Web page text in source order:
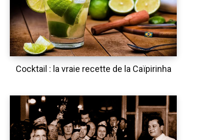
Cocktail : la vraie recette de la Caïpirinha